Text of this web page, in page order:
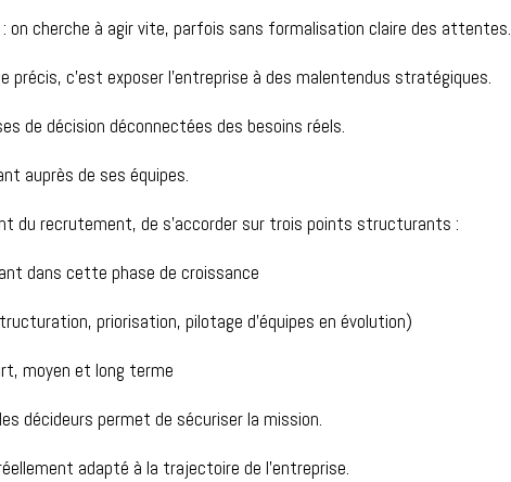
on cherche à agir vite, parfois sans formalisation claire des attentes.
précis, c’est exposer l’entreprise à des malentendus stratégiques.
de décision déconnectées des besoins réels.
auprès de ses équipes.
du recrutement, de s’accorder sur trois points structurants :
dans cettephase de croissance
priorisation, pilotage d’équipes en évolution)
moyen et long terme
décideurs permet de sécuriser la mission.
adapté à la trajectoire de l’entreprise.